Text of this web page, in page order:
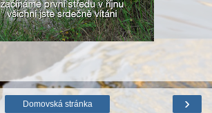
›
Domovská stránka